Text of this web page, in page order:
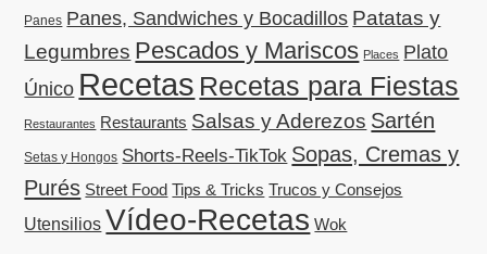
Panes Panes, Sandwiches y Bocadillos Patatas y
Legumbres Pescados y Mariscos Places Plato
Único Recetas Recetas para Fiestas
Restaurantes Restaurants Salsas y Aderezos Sartén
Setas y Hongos Shorts-Reels-TikTok Sopas, Cremas y
Purés Street Food Tips & Tricks Trucos y Consejos
Utensilios Vídeo-Recetas Wok